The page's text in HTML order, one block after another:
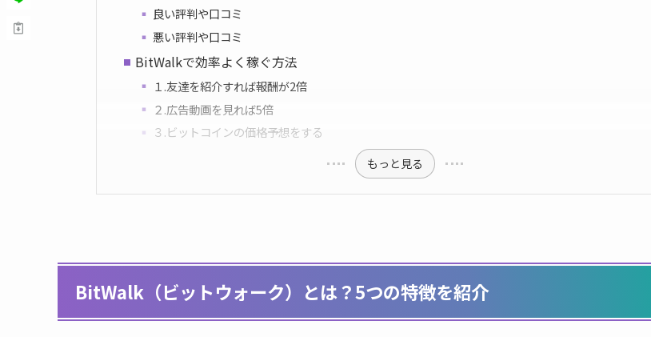
良い評判や口コミ
悪い評判や口コミ
BitWalkで効率よく稼ぐ方法
１.友達を紹介すれば報酬が2倍
２.広告動画を見れば5倍
３.ビットコインの価格予想をする
もっと見る
BitWalk（ビットウォーク）とは？5つの特徴を紹介